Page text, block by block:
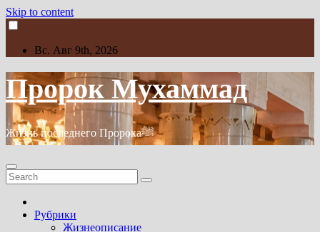
Skip to content
Вс. Авг 9th, 2026
Пророк Мухаммад
Жизнь последнего Пророкаﷺ
Рубрики
Жизнеописание